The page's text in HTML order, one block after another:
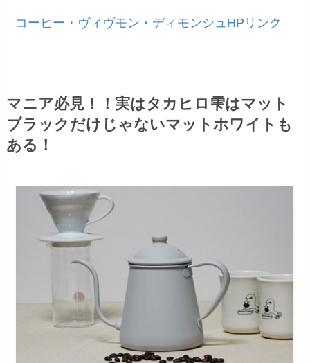
コーヒー・ヴィヴモン・ディモンシュHPリンク
マニア必見！！実はタカヒロ雫はマット
ブラックだけじゃないマットホワイトも
ある！